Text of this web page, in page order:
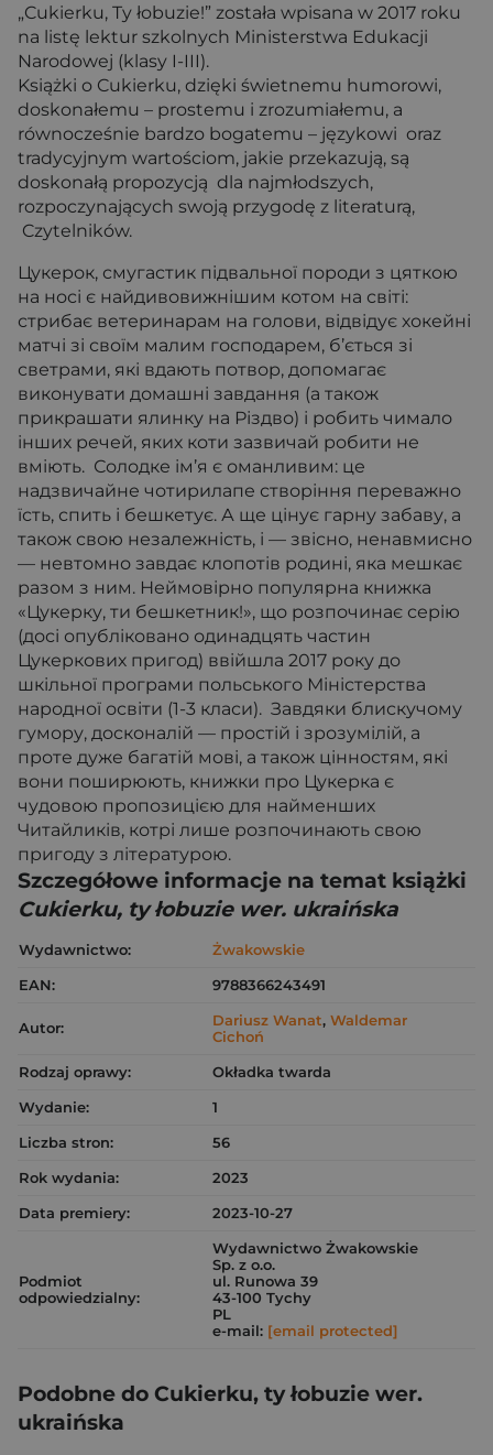
„Cukierku, Ty łobuzie!” została wpisa­na w 2017 roku
na listę lektur szkolnych Ministerstwa Edukacji
Narodowej (klasy I-III).
Książki o Cukierku, dzięki świetnemu humorowi,
doskonałemu – pro­stemu i zrozumiałemu, a
równocześnie bardzo bogatemu – językowi oraz
tradycyjnym wartościom, jakie przekazują, są
doskonałą propozycją dla najmłodszych,
rozpoczynających swoją przygodę z literaturą,
Czytelników.
Цукерок, смугастик підвальної породи з цяткою
на носі є найди­вовижнішим котом на світі:
стрибає ветеринарам на голови, відвідує хокейні
матчі зі своїм малим господарем, б’ється зі
светрами, які вдають потвор, допомагає
виконувати домашні завдання (а також
прикрашати ялинку на Різдво) і робить чимало
інших речей, яких коти зазвичай робити не
вміють. Солодке ім’я є оманливим: це
надзвичайне чотирилапе створіння переважно
їсть, спить і бешкетує. А ще цінує гарну забаву, а
також свою незалежність, і — звісно, ненавмисно
— невтомно завдає клопотів родині, яка мешкає
разом з ним. Неймовірно популярна книжка
«Цукерку, ти бешкетник!», що розпочинає серію
(досі опубліковано одинадцять частин
Цукеркових пригод) ввійшла 2017 року до
шкільної програми польського Міністерства
народної освіти (1-3 класи). Завдяки блискучому
гумору, досконалій — простій і зрозумілій, а
проте дуже багатій мові, а також цінностям, які
вони поширюють, книжки про Цукерка є
чудовою пропозицією для найменших
Читайликів, котрі лише розпочинають свою
пригоду з літературою.
Szczegółowe informacje na temat książki
Cukierku, ty łobuzie wer. ukraińska
Wydawnictwo:
Żwakowskie
EAN:
9788366243491
Autor: Dariusz Wanat, Waldemar
Cichoń
Rodzaj oprawy:
Okładka twarda
Wydanie:
1
Liczba stron:
56
Rok wydania:
2023
Data premiery:
2023-10-27
Podmiot
odpowiedzialny:
Wydawnictwo Żwakowskie
Sp. z o.o.
ul. Runowa 39
43-100 Tychy
PL
e-mail: [email protected]
Podobne do Cukierku, ty łobuzie wer.
ukraińska